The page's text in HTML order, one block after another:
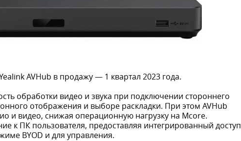
AVHub в продажу — 1 квартал 2023 года.
обработки видео и звука при подключении стороннего
отображения и выборе раскладки. При этом AVHub
и видео, снижая операционную нагрузку на Mcore.
к ПК пользователя, предоставляя интегрированный доступ
BYOD и для управления.